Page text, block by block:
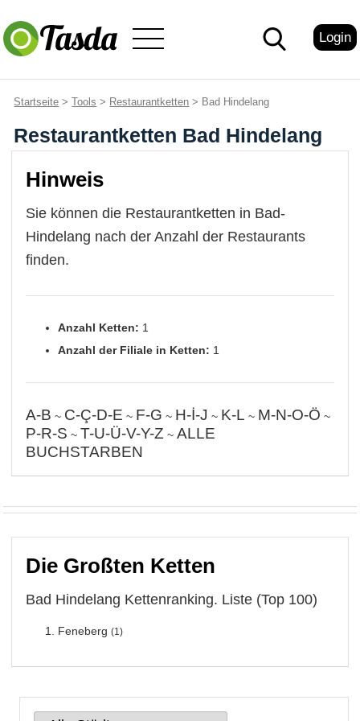
Login
Startseite >Tools > Restaurantketten > Bad Hindelang
Restaurantketten Bad Hindelang
Hinweis
Sie können die Restaurantketten in Bad-
Hindelang nach der Anzahl der Restaurants
finden.
Anzahl Ketten: 1
Anzahl der Filiale in Ketten: 1
A-B ~ C-Ç-D-E ~ F-G ~ H-İ-J ~ K-L ~ M-N-O-Ö ~
P-R-S ~ T-U-Ü-V-Y-Z ~ALLE
BUCHSTARBEN
Die Großten Ketten
Bad Hindelang Kettenranking. Liste (Top 100)
Feneberg (1)